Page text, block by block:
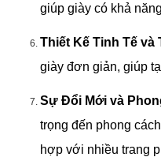
giúp giày có khả
Thiết Kế Tinh Tế và
giày đơn giản, giúp
Sự Đổi Mới và
trọng đến phong
hợp với nhiều trang